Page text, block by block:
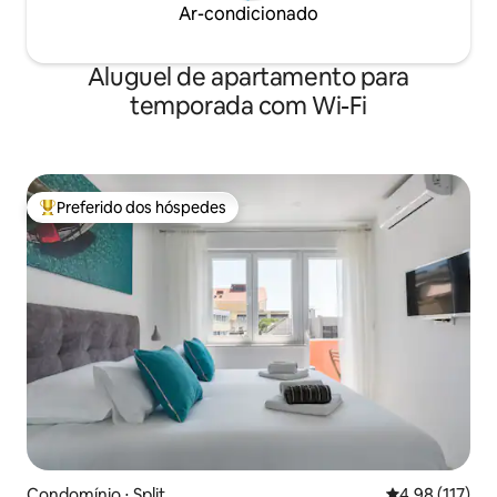
Ar-condicionado
Aluguel de apartamento para
temporada com Wi-Fi
Entre os melhores preferidos dos hóspedes
Preferido dos hóspedes